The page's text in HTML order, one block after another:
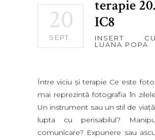
20
SEPT.
terapie
IC8
INSERT
LUANA POPA
Între viciu şi terapie Ce este
mai reprezintă fotografia în
Un instrument sau un stil de
lupta cu perisabilul?
comunicare? Expunere sau